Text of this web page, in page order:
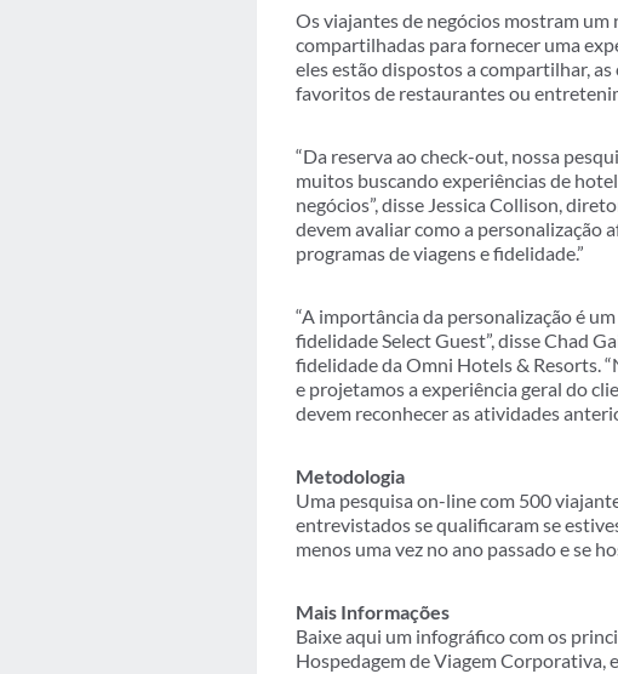
Os viajantes de negócios mostram
compartilhadas para fornecer uma
eles estão dispostos a compartilhar,
favoritos de restaurantes ou
“Da reserva ao check-out, nossa
muitos buscando experiências de
negócios”, disse Jessica Collison,
devem avaliar como a personalização
programas de viagens e fidelidade.”
“A importância da personalização é
fidelidade Select Guest”, disse Chad
fidelidade da Omni Hotels & Resorts.
e projetamos a experiência geral do
devem reconhecer as atividades
Metodologia
Uma pesquisa on-line com 500
entrevistados se qualificaram se
menos uma vez no ano passado e se
Mais Informações
Baixe aqui um infográfico com os
Hospedagem de Viagem Corporativa,